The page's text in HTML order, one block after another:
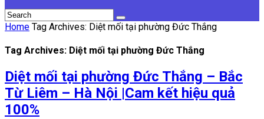
Home Tag Archives: Diệt mối tại phường Đức Thắng
Tag Archives: Diệt mối tại phường Đức Thắng
Diệt mối tại phường Đức Thắng – Bắc
Từ Liêm – Hà Nội |Cam kết hiệu quả
100%